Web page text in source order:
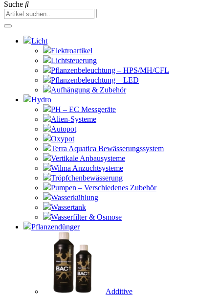
Suche
Licht
Elektroartikel
Lichtsteuerung
Pflanzenbeleuchtung – HPS/MH/CFL
Pflanzenbeleuchtung – LED
Aufhängung & Zubehör
Hydro
PH – EC Messgeräte
Alien-Systeme
Autopot
Oxypot
Terra Aquatica Bewässerungssystem
Vertikale Anbausysteme
Wilma Anzuchtsysteme
Tröpfchenbewässerung
Pumpen – Verschiedenes Zubehör
Wasserkühlung
Wassertank
Wasserfilter & Osmose
Pflanzendünger
Additive